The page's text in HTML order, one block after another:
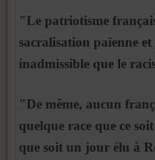
"Le patriotisme
sacralisation païenne
inadmissible que le
"De même, aucun
quelque race que ce
que soit un jour élu à